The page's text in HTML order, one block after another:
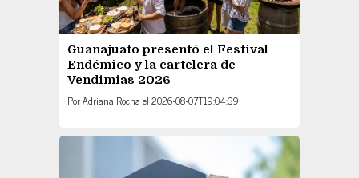
Guanajuato presentó el Festival
Endémico y la cartelera de
Vendimias 2026
PorAdriana Rocha el 2026-08-07T19:04:39